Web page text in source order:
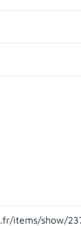
items/show/